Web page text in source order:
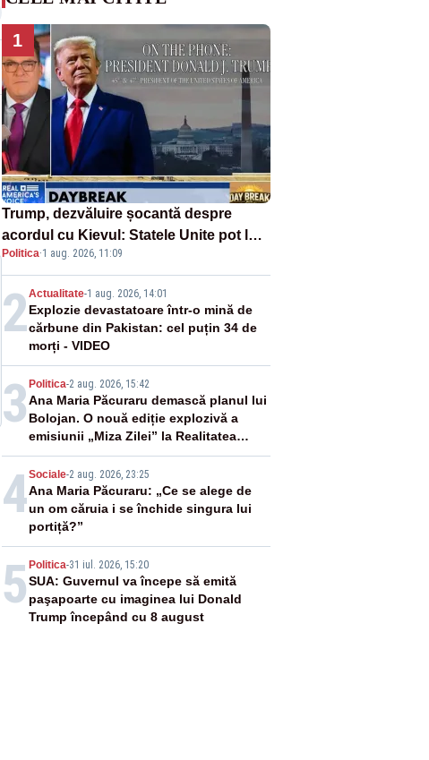
1
Trump, dezvăluire șocantă despre
acordul cu Kievul: Statele Unite pot lua
«aproape tot ce vor» din minele
Ucrainei”
Politica·1 aug. 2026, 11:09
2Actualitate-1 aug. 2026, 14:01
Explozie devastatoare într-o mină de
cărbune din Pakistan: cel puțin 34 de
morți - VIDEO
3 Politica-2 aug. 2026, 15:42
Ana Maria Păcuraru demască planul lui
Bolojan. O nouă ediție explozivă a
emisiunii „Miza Zilei” la Realitatea
PLUS
4Sociale-2 aug. 2026, 23:25
Ana Maria Păcuraru: „Ce se alege de
un om căruia i se închide singura lui
portiță?”
5 Politica-31 iul. 2026, 15:20
SUA: Guvernul va începe să emită
paşapoarte cu imaginea lui Donald
Trump începând cu 8 august